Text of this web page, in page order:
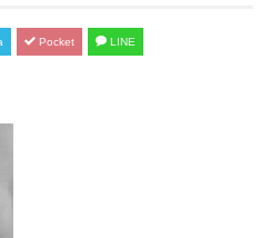
Pocket LINE